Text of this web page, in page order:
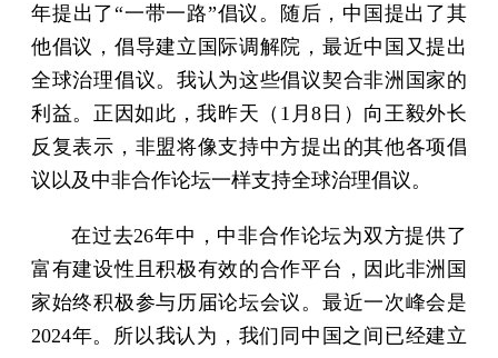
年提出了“一带一路”倡议。随后，中国提出了其
他倡议，倡导建立国际调解院，最近中国又提出
全球治理倡议。我认为这些倡议契合非洲国家的
利益。正因如此，我昨天（1月8日）向王毅外长
反复表示，非盟将像支持中方提出的其他各项倡
议以及中非合作论坛一样支持全球治理倡议。
在过去26年中，中非合作论坛为双方提供了
富有建设性且积极有效的合作平台，因此非洲国
家始终积极参与历届论坛会议。最近一次峰会是
2024年。所以我认为，我们同中国之间已经建立